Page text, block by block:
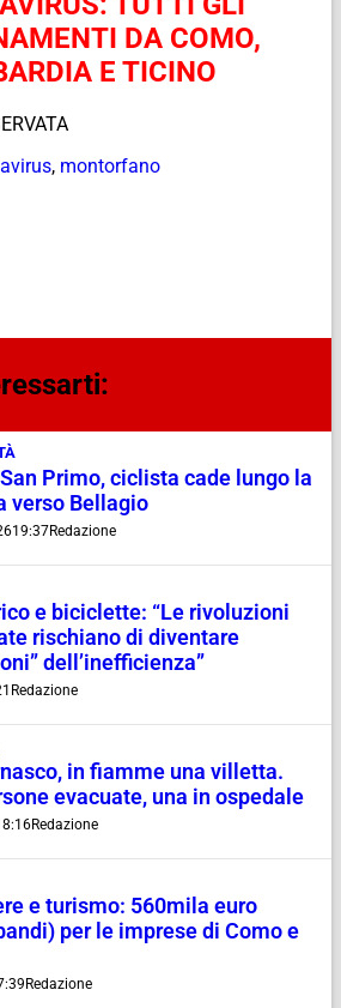
DA COMO,
E TICINO
, montorfano
Primo, ciclista cade lungo la
verso Bellagio
19:37Redazione
e biciclette: “Le rivoluzioni
rischiano di diventare
dell’inefficienza”
Redazione
in fiamme una villetta.
evacuate, una in ospedale
Redazione
e turismo: 560mila euro
per le imprese di Como e
Redazione